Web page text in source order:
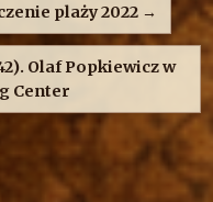
plaży 2022 →
Olaf Popkiewicz w
Center